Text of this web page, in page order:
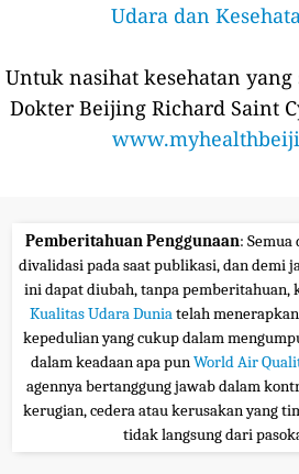
Udara dan
Untuk nasihat kesehatan
Dokter Beijing Richard Saint
Pemberitahuan Penggunaan:
divalidasi pada saat publikasi, dan demi
ini dapat diubah, tanpa pemberitahuan,
Kualitas Udara Duniatelah
kepedulian yang cukup dalam
dalam keadaan apa punWorld Air
agennya bertanggung jawab dalam
kerugian, cedera atau kerusakan yang
tidak langsung dari